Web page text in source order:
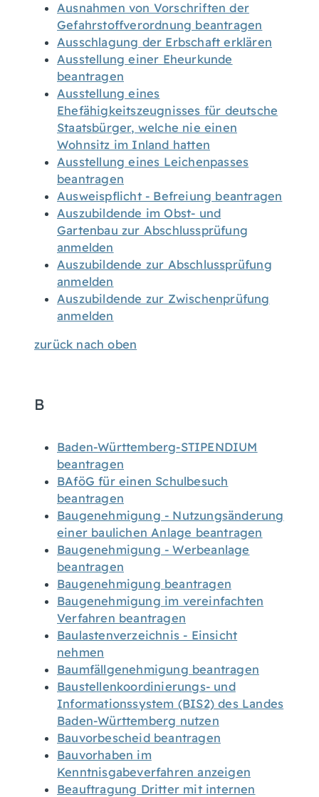
Ausnahmen von Vorschriften der
Gefahrstoffverordnung beantragen
Ausschlagung der Erbschaft erklären
Ausstellung einer Eheurkunde
beantragen
Ausstellung eines
Ehefähigkeitszeugnisses für deutsche
Staatsbürger, welche nie einen
Wohnsitz im Inland hatten
Ausstellung eines Leichenpasses
beantragen
Ausweispflicht - Befreiung beantragen
Auszubildende im Obst- und
Gartenbau zur Abschlussprüfung
anmelden
Auszubildende zur Abschlussprüfung
anmelden
Auszubildende zur Zwischenprüfung
anmelden
zurück nach oben
B
Baden-Württemberg-STIPENDIUM
beantragen
BAföG für einen Schulbesuch
beantragen
Baugenehmigung - Nutzungsänderung
einer baulichen Anlage beantragen
Baugenehmigung - Werbeanlage
beantragen
Baugenehmigung beantragen
Baugenehmigung im vereinfachten
Verfahren beantragen
Baulastenverzeichnis - Einsicht
nehmen
Baumfällgenehmigung beantragen
Baustellenkoordinierungs- und
Informationssystem (BIS2) des Landes
Baden-Württemberg nutzen
Bauvorbescheid beantragen
Bauvorhaben im
Kenntnisgabeverfahren anzeigen
Beauftragung Dritter mit internen